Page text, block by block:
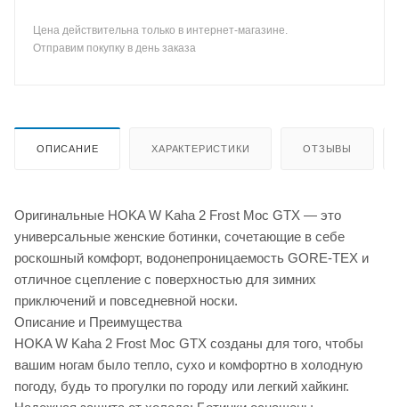
Цена действительна только в интернет-магазине.
Отправим покупку в день заказа
ОПИСАНИЕ ХАРАКТЕРИСТИКИ ОТЗЫВЫ
Оригинальные HOKA W Kaha 2 Frost Moc GTX — это
универсальные женские ботинки, сочетающие в себе
роскошный комфорт, водонепроницаемость GORE-TEX и
отличное сцепление с поверхностью для зимних
приключений и повседневной носки.
Описание и Преимущества
HOKA W Kaha 2 Frost Moc GTX созданы для того, чтобы
вашим ногам было тепло, сухо и комфортно в холодную
погоду, будь то прогулки по городу или легкий хайкинг.